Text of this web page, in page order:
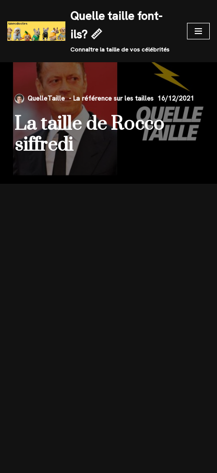
Skip
to
Quelle taille font-
ils? 📏
Connaître la taille de vos célébrités
QuelleTaille 16/12/2021
La taille de Rocco
siffredi